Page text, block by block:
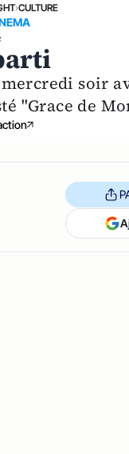
›CULTURE
mercredi soir
"Grace de